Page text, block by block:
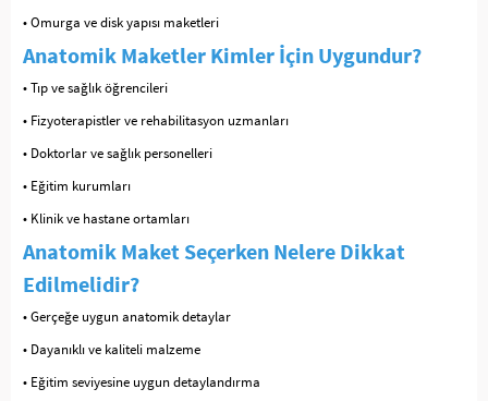
• Omurga ve disk yapısı maketleri
Anatomik Maketler Kimler İçin Uygundur?
• Tıp ve sağlık öğrencileri
• Fizyoterapistler ve rehabilitasyon uzmanları
• Doktorlar ve sağlık personelleri
• Eğitim kurumları
• Klinik ve hastane ortamları
Anatomik Maket Seçerken Nelere Dikkat
Edilmelidir?
• Gerçeğe uygun anatomik detaylar
• Dayanıklı ve kaliteli malzeme
• Eğitim seviyesine uygun detaylandırma